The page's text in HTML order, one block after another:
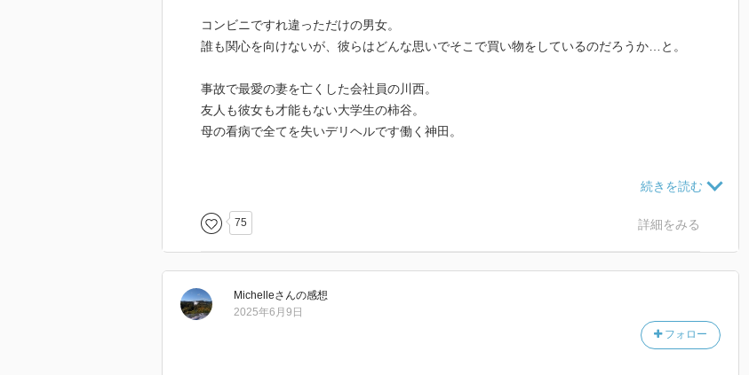
コンビニですれ違っただけの男女。
誰も関心を向けないが、彼らはどんな思いでそこで買い物をしているのだろうか…と。
事故で最愛の妻を亡くした会社員の川西。
友人も彼女も才能もない大学生の柿谷。
母の看病で全てを失いデリヘルです働く神田。
純粋すぎるが故に騙されたことも気づかずに悪い道へと進みかける柿谷。
惰性で流れるように生きている自分に信用できる人などいないと思っている神田。
誰も自分に関心など無いと思っていても、ちょっとの偶然で明日の行動が変わるっていう
75 詳細をみる
Michelleさんの感想
フォロー
2025年6月9日